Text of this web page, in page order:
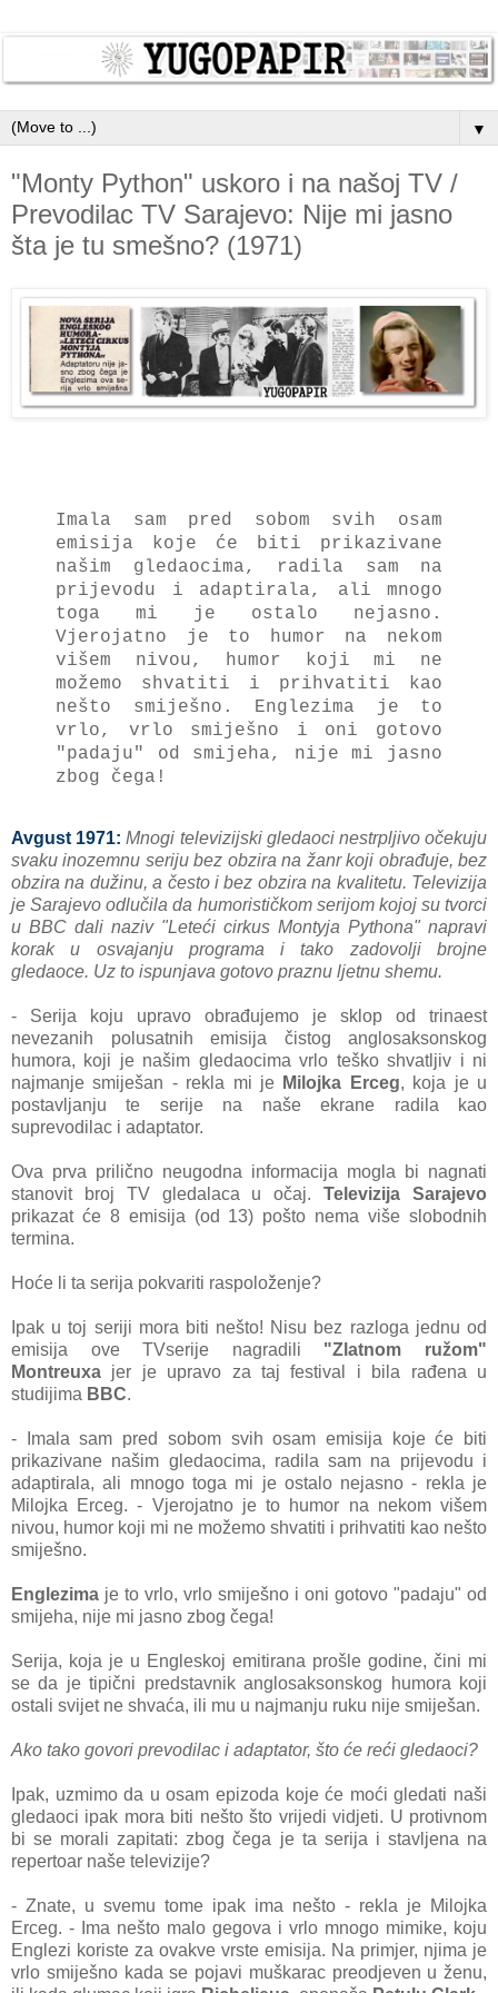
▼
"Monty Python" uskoro i na našoj TV /
Prevodilac TV Sarajevo: Nije mi jasno
šta je tu smešno? (1971)
Imala sam pred sobom svih osam
emisija koje će biti prikazivane
našim gledaocima, radila sam na
prijevodu i adaptirala, ali mnogo
toga mi je ostalo nejasno.
Vjerojatno je to humor na nekom
višem nivou, humor koji mi ne
možemo shvatiti i prihvatiti kao
nešto smiješno. Englezima je to
vrlo, vrlo smiješno i oni gotovo
"padaju" od smijeha, nije mi jasno
zbog čega!
Avgust 1971:Mnogi televizijski gledaoci nestrpljivo očekuju
svaku inozemnu seriju bez obzira na žanr koji obrađuje, bez
obzira na dužinu, a često i bez obzira na kvalitetu. Televizija
je Sarajevo odlučila da humorističkom serijom kojoj su tvorci
u BBC dali naziv "Leteći cirkus Montyja Pythona" napravi
korak u osvajanju programa i tako zadovolji brojne
gledaoce. Uz to ispunjava gotovo praznu ljetnu shemu.
- Serija koju upravo obrađujemo je sklop od trinaest
nevezanih polusatnih emisija čistog anglosaksonskog
humora, koji je našim gledaocima vrlo teško shvatljiv i ni
najmanje smiješan - rekla mi je Milojka Erceg, koja je u
postavljanju te serije na naše ekrane radila kao
suprevodilac i adaptator.
Ova prva prilično neugodna informacija mogla bi nagnati
stanovit broj TV gledalaca u očaj.Televizija Sarajevo
prikazat će 8 emisija (od 13) pošto nema više slobodnih
termina.
Hoće li ta serija pokvariti raspoloženje?
Ipak u toj seriji mora biti nešto! Nisu bez razloga jednu od
emisija ove TVserije nagradili "Zlatnom ružom"
Montreuxa jer je upravo za taj festival i bila rađena u
studijima BBC.
- Imala sam pred sobom svih osam emisija koje će biti
prikazivane našim gledaocima, radila sam na prijevodu i
adaptirala, ali mnogo toga mi je ostalo nejasno - rekla je
Milojka Erceg. - Vjerojatno je to humor na nekom višem
nivou, humor koji mi ne možemo shvatiti i prihvatiti kao nešto
smiješno.
Englezima je to vrlo, vrlo smiješno i oni gotovo "padaju" od
smijeha, nije mi jasno zbog čega!
Serija, koja je u Engleskoj emitirana prošle godine, čini mi
se da je tipični predstavnik anglosaksonskog humora koji
ostali svijet ne shvaća, ili mu u najmanju ruku nije smiješan.
Ako tako govori prevodilac i adaptator, što će reći gledaoci?
Ipak, uzmimo da u osam epizoda koje će moći gledati naši
gledaoci ipak mora biti nešto što vrijedi vidjeti. U protivnom
bi se morali zapitati: zbog čega je ta serija i stavljena na
repertoar naše televizije?
- Znate, u svemu tome ipak ima nešto - rekla je Milojka
Erceg. - Ima nešto malo gegova i vrlo mnogo mimike, koju
Englezi koriste za ovakve vrste emisija. Na primjer, njima je
vrlo smiješno kada se pojavi muškarac preodjeven u ženu,